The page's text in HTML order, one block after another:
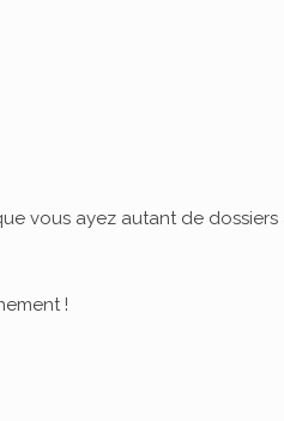
vous ayez autant de
!